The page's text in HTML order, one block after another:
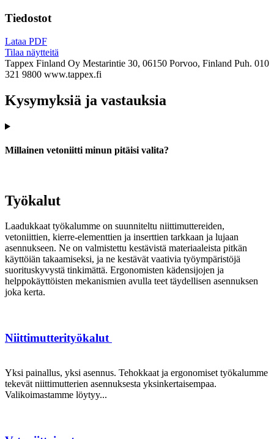
Tiedostot
Lataa PDF
Tilaa näytteitä
Tappex Finland Oy Mestarintie 30, 06150 Porvoo, Finland Puh. 010
321 9800 www.tappex.fi
Kysymyksiä ja vastauksia
Millainen vetoniitti minun pitäisi valita?
Työkalut
Laadukkaat työkalumme on suunniteltu niittimuttereiden,
vetoniittien, kierre-elementtien ja inserttien tarkkaan ja lujaan
asennukseen. Ne on valmistettu kestävistä materiaaleista pitkän
käyttöiän takaamiseksi, ja ne kestävät vaativia työympäristöjä
suorituskyvystä tinkimättä. Ergonomisten kädensijojen ja
helppokäyttöisten mekanismien avulla teet täydellisen asennuksen
joka kerta.
Niittimutterityökalut
Yksi painallus, yksi asennus. Tehokkaat ja ergonomiset työkalumme
tekevät niittimutterien asennuksesta yksinkertaisempaa.
Valikoimastamme löytyy...